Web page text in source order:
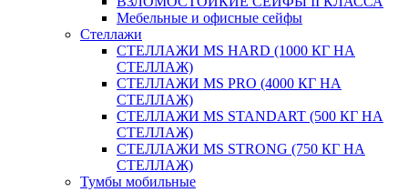
Мебельные и офисные сейфы
Стеллажи
СТЕЛЛАЖИ MS HARD (1000 КГ НА
СТЕЛЛАЖ)
СТЕЛЛАЖИ MS PRO (4000 КГ НА
СТЕЛЛАЖ)
СТЕЛЛАЖИ MS STANDART (500 КГ НА
СТЕЛЛАЖ)
СТЕЛЛАЖИ MS STRONG (750 КГ НА
СТЕЛЛАЖ)
Тумбы мобильные